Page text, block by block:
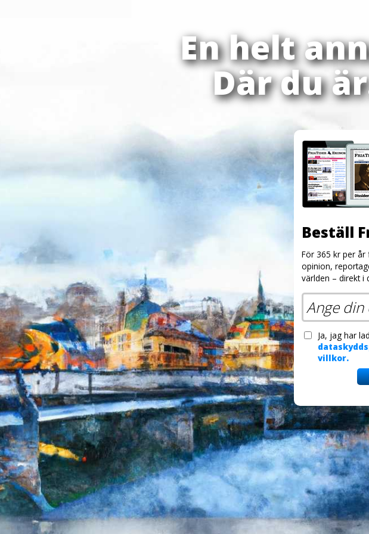
En helt
Där du
Beställ
För 365 kr per år
opinion,
världen – direkt i
Ja, jag har
villkor.